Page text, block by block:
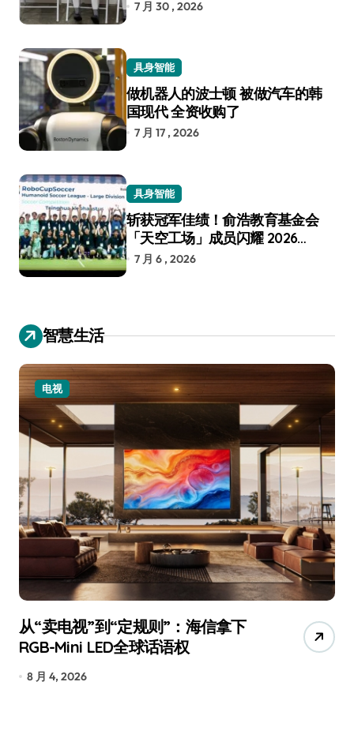
7 月 30 , 2026
具身智能
做机器人的波士顿 被做汽车的韩
国现代 全资收购了
7 月 17 , 2026
具身智能
斩获冠军佳绩！俞浩教育基金会
「天空工场」成员闪耀 2026
RoboCup 机器人世界杯
7 月 6 , 2026
智慧生活
电视
从“卖电视”到“定规则”：海信拿下
RGB-Mini LED全球话语权
8 月 4, 2026